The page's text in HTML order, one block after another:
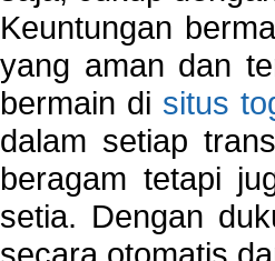
Keuntungan
yang aman dan
bermain di situs
dalam setiap
beragam tetapi
setia. Dengan